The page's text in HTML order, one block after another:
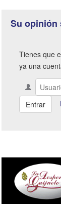
Su opinión
Tienes que
ya una